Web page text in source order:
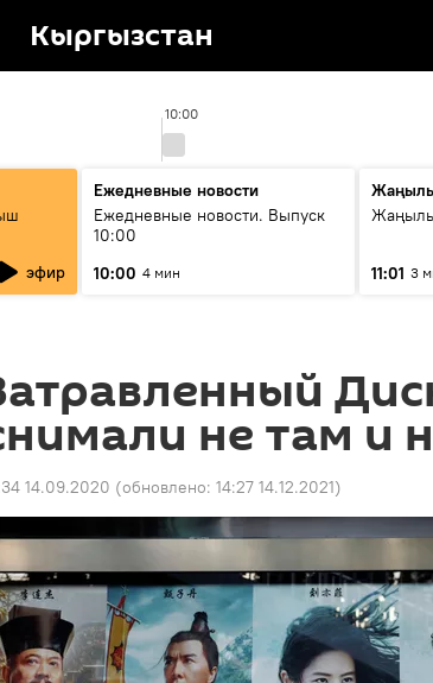
Кыргызстан
10:00
эфир
Ежедневные новости
Ежедневные новости. Выпуск
10:00
10:00 4 мин 11:01 3
не там и
14.09.2020 (обновлено: 14:27 14.12.2021)